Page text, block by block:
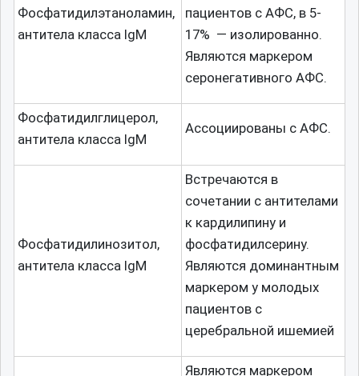
Фосфатидилэтаноламин,
антитела класса IgM
пациентов с АФС, в 5-
17% — изолированно.
Являются маркером
серонегативного АФС.
Фосфатидилглицерол,
антитела класса IgM
Ассоциированы с АФС.
Фосфатидилинозитол,
антитела класса IgM
Встречаются в
сочетании с антителами
к кардилипину и
фосфатидилсерину.
Являются доминантным
маркером у молодых
пациентов с
церебральной ишемией
Являются маркером